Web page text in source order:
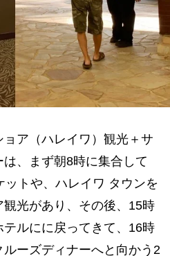
ア（ハレイワ）観光＋サ
、まず朝8時に集合して
トや、ハレイワ タウンを
光があり、その後、15時
ルにに戻ってきて、16時
ーズディナーへと向かう2